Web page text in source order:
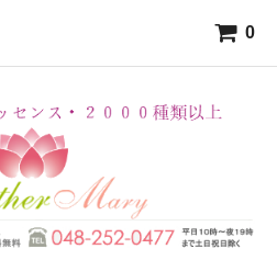
0